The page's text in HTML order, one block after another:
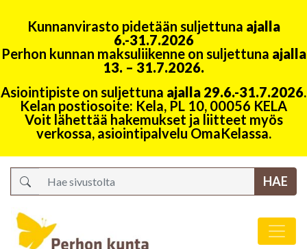
Kunnanvirasto pidetään suljettuna ajalla
6.-31.7.2026
Perhon kunnan maksuliikenne on suljettuna ajalla
13. – 31.7.2026.
Asiointipiste on suljettuna ajalla 29.6.-31.7.2026.
Kelan postiosoite: Kela, PL 10, 00056 KELA
Voit lähettää hakemukset ja liitteet myös
verkossa, asiointipalvelu OmaKelassa.
Päävalikko